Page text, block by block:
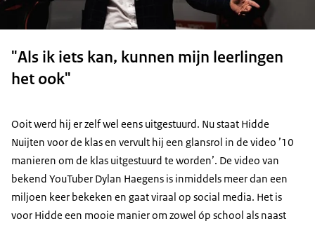
"Als ik iets kan, kunnen mijn leerlingen
het ook"
Ooit werd hij er zelf wel eens uitgestuurd. Nu staat Hidde
Nuijten voor de klas en vervult hij een glansrol in de video ’10
manieren om de klas uitgestuurd te worden’. De video van
bekend YouTuber Dylan Haegens is inmiddels meer dan een
miljoen keer bekeken en gaat viraal op social media. Het is
voor Hidde een mooie manier om zowel óp school als naast